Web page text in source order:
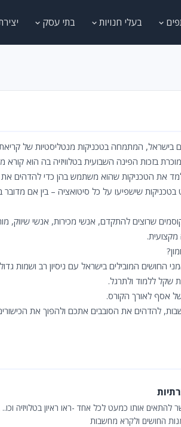
בעלי חנויות בתי עסק
בישראל, המתמחה בטכניקות מנטליסטיות של
בזכות הפינה השבועית בטלוויזיה בה הוא קורא
את הטכניקות שהוא משתמש בהן כדי להדהים
שישפיעו על כל סיטואציה – בין אם
שרוצים להתקדם, אנשי מכירות, אנשי שיווק,
החושים המובילים בישראל עם ניסיון רב ושמות
שקל ללמוד ולתרגל.
של אסף לאורך הקורס.
להדהים את הסובבים אתכם ולהפוך את
להתאים אותו כמעט לכל אחד -ראו ראיון בטלויזיה
החושים ולקרא מחשבות